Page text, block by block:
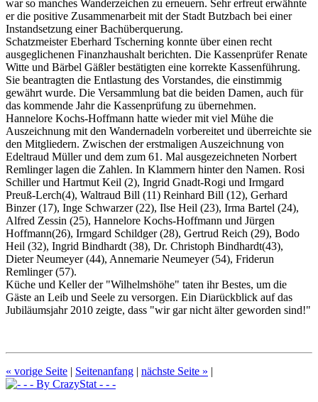
war so manches Wanderzeichen zu erneuern. Sehr erfreut erwähnte
er die positive Zusammenarbeit mit der Stadt Butzbach bei einer
Instandsetzung einer Bachüberquerung.
Schatzmeister Eberhard Tscherning konnte über einen recht
ausgeglichenen Finanzhaushalt berichten. Die Kassenprüfer Renate
Witte und Bärbel Gäßler bestätigten eine korrekte Kassenführung.
Sie beantragten die Entlastung des Vorstandes, die einstimmig
gewährt wurde. Die Versammlung bat die beiden Damen, auch für
das kommende Jahr die Kassenprüfung zu übernehmen.
Hannelore Kochs-Hoffmann hatte wieder mit viel Mühe die
Auszeichnung mit den Wandernadeln vorbereitet und überreichte sie
den Mitgliedern. Zwischen der erstmaligen Auszeichnung von
Edeltraud Müller und dem zum 61. Mal ausgezeichneten Norbert
Remlinger lagen die Zahlen. In Klammern hinter den Namen. Rosi
Schiller und Hartmut Keil (2), Ingrid Gnadt-Rogi und Irmgard
Preuß-Lerch(4), Waltraud Bill (11) Reinhard Bill (12), Gerhard
Binzer (17), Inge Schwarzer (22), Ilse Heil (23), Irma Bartel (24),
Alfred Zessin (25), Hannelore Kochs-Hoffmann und Jürgen
Hoffmann(26), Irmgard Schildger (28), Gertrud Reich (29), Bodo
Heil (32), Ingrid Bindhardt (38), Dr. Christoph Bindhardt(43),
Dieter Neumeyer (44), Annemarie Neumeyer (54), Friderun
Remlinger (57).
Küche und Keller der "Wilhelmshöhe" taten ihr Bestes, um die
Gäste an Leib und Seele zu versorgen. Ein Diarückblick auf das
Jubiläumsjahr 2010 zeigte, dass "wir gar nicht älter geworden sind!"
« vorige Seite | Seitenanfang | nächste Seite » |